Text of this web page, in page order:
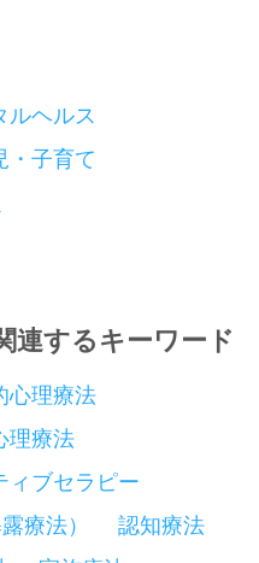
ルヘルス
・子育て
連するキーワード
心理療法
理療法
ィブセラピー
療法）
認知療法